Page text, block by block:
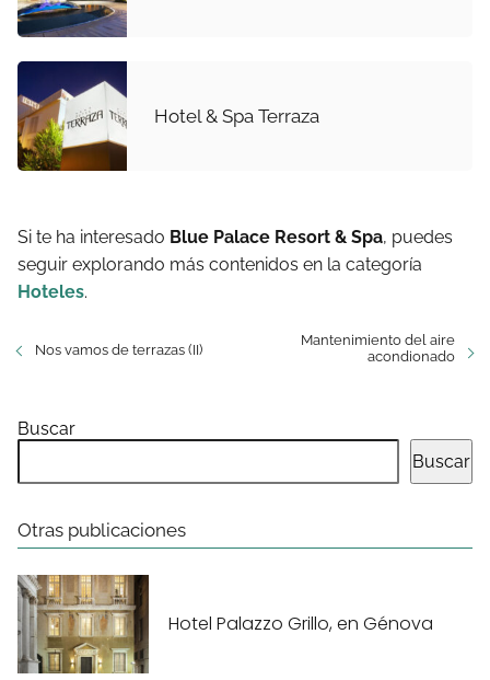
Hotel & Spa Terraza
Si te ha interesado Blue Palace Resort & Spa, puedes
seguir explorando más contenidos en la categoría
Hoteles.
Nos vamos de terrazas (II)
Mantenimiento del aire
acondionado
Buscar
Buscar
Otras publicaciones
Hotel Palazzo Grillo, en Génova